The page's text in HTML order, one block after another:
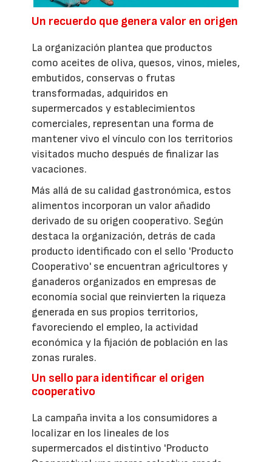
Un recuerdo que genera valor en origen
La organización plantea que productos
como aceites de oliva, quesos, vinos, mieles,
embutidos, conservas o frutas
transformadas, adquiridos en
supermercados y establecimientos
comerciales, representan una forma de
mantener vivo el vínculo con los territorios
visitados mucho después de finalizar las
vacaciones.
Más allá de su calidad gastronómica, estos
alimentos incorporan un valor añadido
derivado de su origen cooperativo. Según
destaca la organización, detrás de cada
producto identificado con el sello 'Producto
Cooperativo' se encuentran agricultores y
ganaderos organizados en empresas de
economía social que reinvierten la riqueza
generada en sus propios territorios,
favoreciendo el empleo, la actividad
económica y la fijación de población en las
zonas rurales.
Un sello para identificar el origen
cooperativo
La campaña invita a los consumidores a
localizar en los lineales de los
supermercados el distintivo 'Producto